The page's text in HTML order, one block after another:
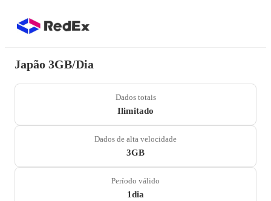
Japão 3GB/Dia
Dados totais
Ilimitado
Dados de alta velocidade
3GB
Período válido
1dia